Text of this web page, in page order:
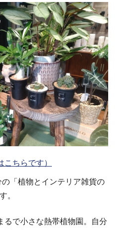
こちらです）
「植物とインテリア雑貨の
。
るで小さな熱帯植物園。自分